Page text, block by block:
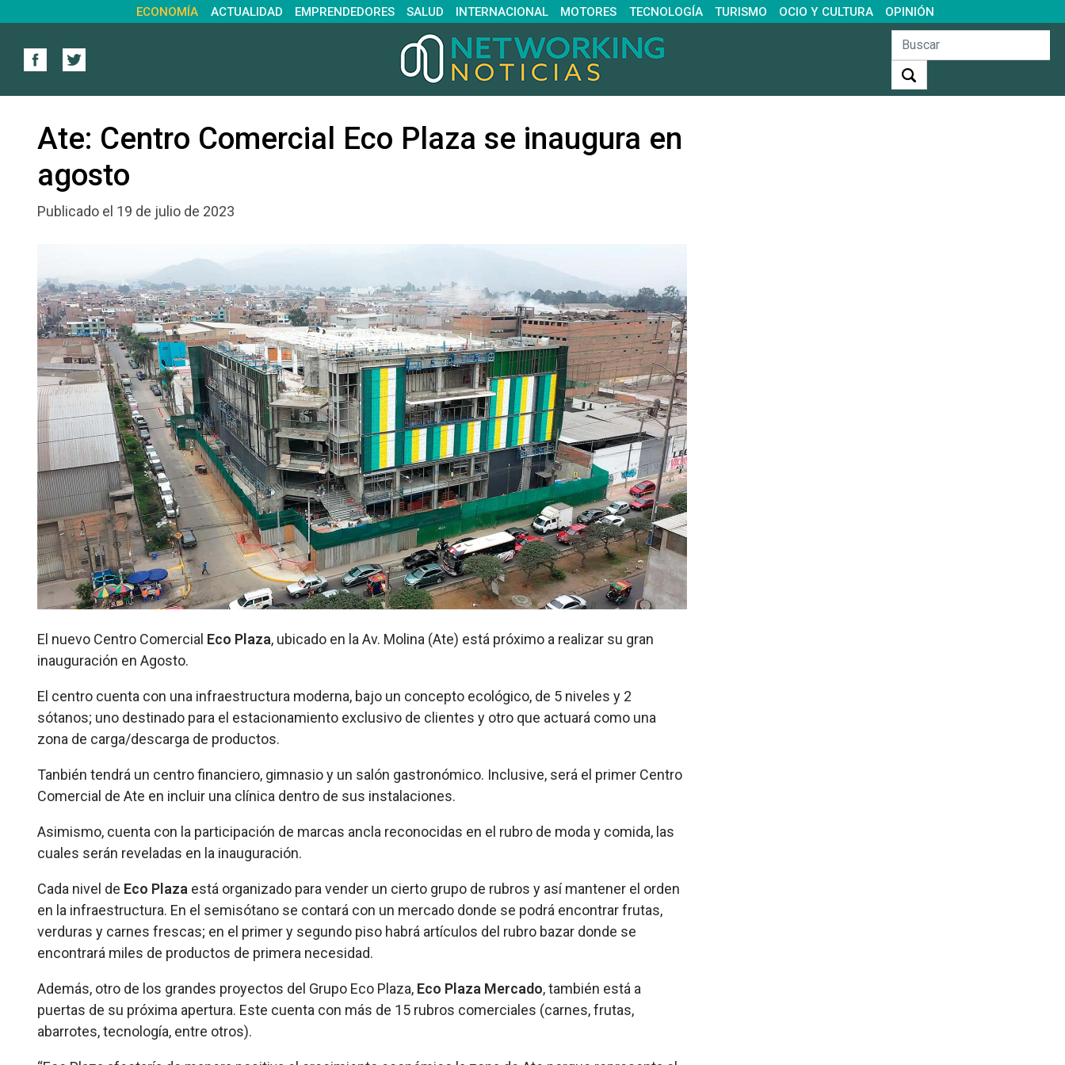
ECONOMÍA ACTUALIDAD EMPRENDEDORES SALUD INTERNACIONAL MOTORES TECNOLOGÍA TURISMO OCIO Y CULTURA OPINIÓN
Ate: Centro Comercial Eco Plaza se inaugura en
agosto
Publicado el 19 de julio de 2023
El nuevo Centro Comercial Eco Plaza, ubicado en la Av. Molina (Ate) está próximo a realizar su gran
inauguración en Agosto.
El centro cuenta con una infraestructura moderna, bajo un concepto ecológico, de 5 niveles y 2
sótanos; uno destinado para el estacionamiento exclusivo de clientes y otro que actuará como una
zona de carga/descarga de productos.
Tanbién tendrá un centro financiero, gimnasio y un salón gastronómico. Inclusive, será el primer Centro
Comercial de Ate en incluir una clínica dentro de sus instalaciones.
Asimismo, cuenta con la participación de marcas ancla reconocidas en el rubro de moda y comida, las
cuales serán reveladas en la inauguración.
Cada nivel de Eco Plaza está organizado para vender un cierto grupo de rubros y así mantener el orden
en la infraestructura. En el semisótano se contará con un mercado donde se podrá encontrar frutas,
verduras y carnes frescas; en el primer y segundo piso habrá artículos del rubro bazar donde se
encontrará miles de productos de primera necesidad.
Además, otro de los grandes proyectos del Grupo Eco Plaza, Eco Plaza Mercado, también está a
puertas de su próxima apertura. Este cuenta con más de 15 rubros comerciales (carnes, frutas,
abarrotes, tecnología, entre otros).